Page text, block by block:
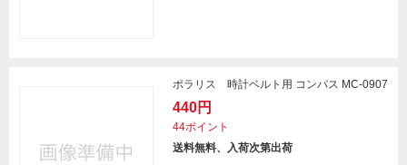
ポラリス 時計ベルト用 コンパス MC-0907
440円
44ポイント
送料無料、入荷次第出荷